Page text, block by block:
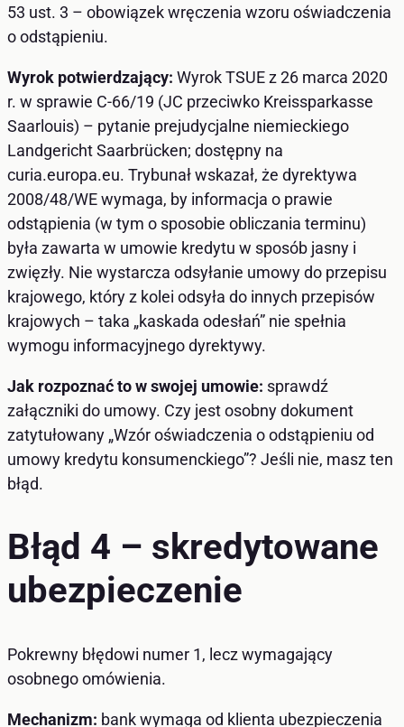
53 ust. 3 – obowiązek wręczenia wzoru oświadczenia
o odstąpieniu.
Wyrok potwierdzający: Wyrok TSUE z 26 marca 2020
r. w sprawie C-66/19 (JC przeciwko Kreissparkasse
Saarlouis) – pytanie prejudycjalne niemieckiego
Landgericht Saarbrücken; dostępny na
curia.europa.eu. Trybunał wskazał, że dyrektywa
2008/48/WE wymaga, by informacja o prawie
odstąpienia (w tym o sposobie obliczania terminu)
była zawarta w umowie kredytu w sposób jasny i
zwięzły. Nie wystarcza odsyłanie umowy do przepisu
krajowego, który z kolei odsyła do innych przepisów
krajowych – taka „kaskada odesłań” nie spełnia
wymogu informacyjnego dyrektywy.
Jak rozpoznać to w swojej umowie: sprawdź
załączniki do umowy. Czy jest osobny dokument
zatytułowany „Wzór oświadczenia o odstąpieniu od
umowy kredytu konsumenckiego”? Jeśli nie, masz ten
błąd.
Błąd 4 – skredytowane
ubezpieczenie
Pokrewny błędowi numer 1, lecz wymagający
osobnego omówienia.
Mechanizm: bank wymaga od klienta ubezpieczenia